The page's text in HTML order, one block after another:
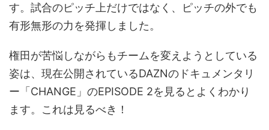
す。試合のピッチ上だけではなく、ピッチの外でも
有形無形の力を発揮しました。
権田が苦悩しながらもチームを変えようとしている
姿は、現在公開されているDAZNのドキュメンタリ
ー「CHANGE」のEPISODE 2を見るとよくわかり
ます。これは見るべき！